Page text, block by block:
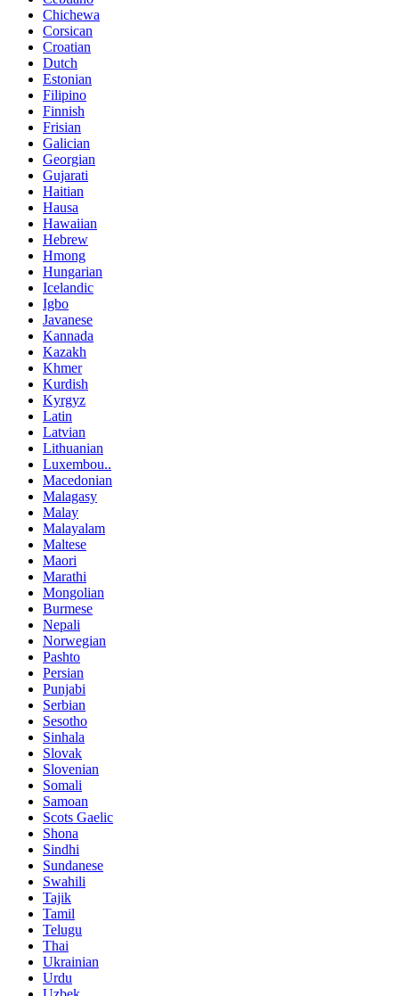
Chichewa
Corsican
Croatian
Dutch
Estonian
Filipino
Finnish
Frisian
Galician
Georgian
Gujarati
Haitian
Hausa
Hawaiian
Hebrew
Hmong
Hungarian
Icelandic
Igbo
Javanese
Kannada
Kazakh
Khmer
Kurdish
Kyrgyz
Latin
Latvian
Lithuanian
Luxembou..
Macedonian
Malagasy
Malay
Malayalam
Maltese
Maori
Marathi
Mongolian
Burmese
Nepali
Norwegian
Pashto
Persian
Punjabi
Serbian
Sesotho
Sinhala
Slovak
Slovenian
Somali
Samoan
Scots Gaelic
Shona
Sindhi
Sundanese
Swahili
Tajik
Tamil
Telugu
Thai
Ukrainian
Urdu